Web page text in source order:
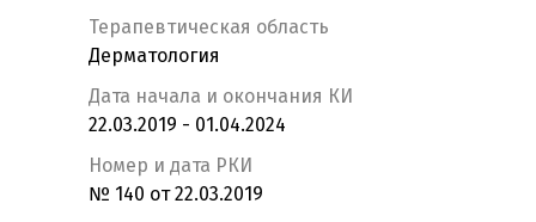
Терапевтическая область
Дерматология
Дата начала и окончания КИ
22.03.2019 - 01.04.2024
Номер и дата РКИ
№ 140 от 22.03.2019